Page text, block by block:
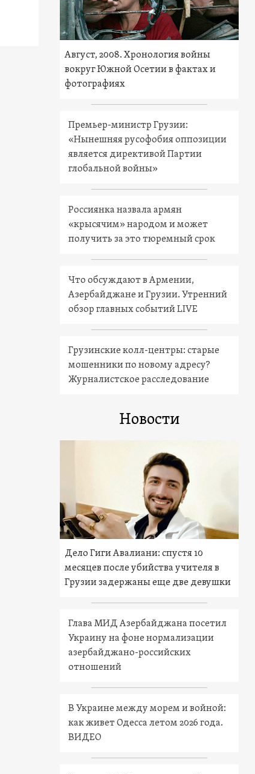
Август, 2008. Хронология войны
вокруг Южной Осетии в фактах и
фотографиях
Премьер-министр Грузии:
«Нынешняя русофобия оппозиции
является директивой Партии
глобальной войны»
Россиянка назвала армян
«крысячим» народом и может
получить за это тюремный срок
Что обсуждают в Армении,
Азербайджане и Грузии. Утренний
обзор главных событий LIVE
Грузинские колл-центры: старые
мошенники по новому адресу?
Журналистское расследование
Новости
Дело Гиги Авалиани: спустя 10
месяцев после убийства учителя в
Грузии задержаны еще две девушки
Глава МИД Азербайджана посетил
Украину на фоне нормализации
азербайджано-российских
отношений
В Украине между морем и войной:
как живет Одесса летом 2026 года.
ВИДЕО